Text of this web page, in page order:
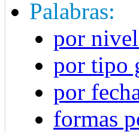
Palabras:
por
por tipo
por
formas